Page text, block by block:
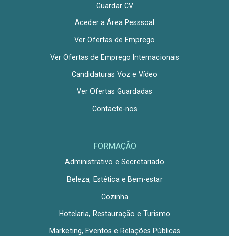
Guardar CV
Aceder a Área Pesssoal
Ver Ofertas de Emprego
Ver Ofertas de Emprego Internacionais
Candidaturas Voz e Vídeo
Ver Ofertas Guardadas
Contacte-nos
FORMAÇÃO
Administrativo e Secretariado
Beleza, Estética e Bem-estar
Cozinha
Hotelaria, Restauração e Turismo
Marketing, Eventos e Relações Públicas